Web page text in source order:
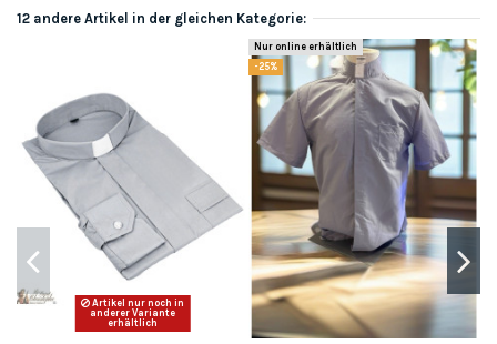
12 andere Artikel in der gleichen Kategorie:
Artikel nur noch in
anderer Variante
erhältlich
Nur online erhältlich
-25%